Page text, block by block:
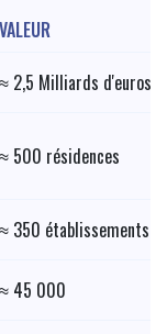
VALEUR
≈ 2,5 Milliards d'euros
≈ 500 résidences
≈ 350 établissements
≈ 45 000